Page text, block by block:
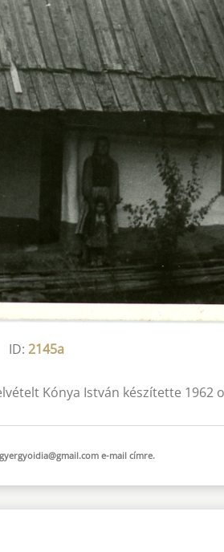
ID: 2145a
Kónya István készítette 1962
gyergyoidia@gmail.com e-mailcímre.